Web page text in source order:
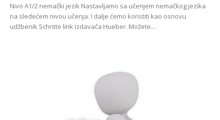
Nivo A1/2 nemački jezik Nastavljamo sa učenjem nemačkog jezika
na sledećem nivou učenja. I dalje ćemo koristiti kao osnovu
udžbenik Schritte link izdavača Hueber. Možete...